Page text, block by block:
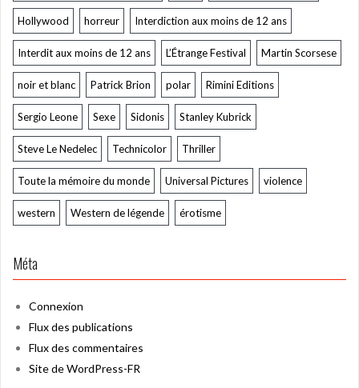
Hollywood horreur Interdiction aux moins de 12 ans
Interdit aux moins de 12 ans L’Étrange Festival Martin Scorsese
noir et blanc Patrick Brion polar Rimini Editions
Sergio Leone Sexe Sidonis Stanley Kubrick
Steve Le Nedelec Technicolor Thriller
Toute la mémoire du monde Universal Pictures violence
western Western de légende érotisme
Méta
Connexion
Flux des publications
Flux des commentaires
Site de WordPress-FR